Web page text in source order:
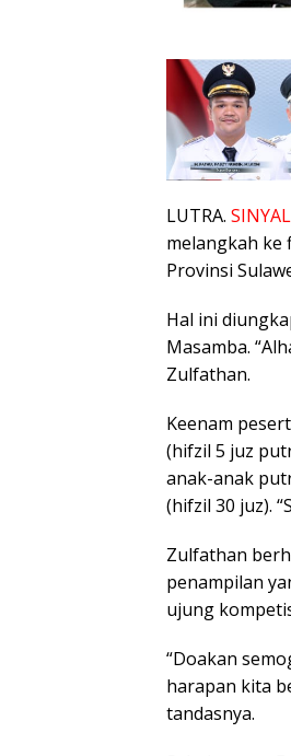
LUTRA.
melangkah ke
Provinsi
Hal ini
Masamba.
Zulfathan.
Keenam
(hifzil 5 juz
anak-anak
(hifzil 30 juz).
Zulfathan
penampilan
ujung
“Doakan
harapan kita
tandasnya.